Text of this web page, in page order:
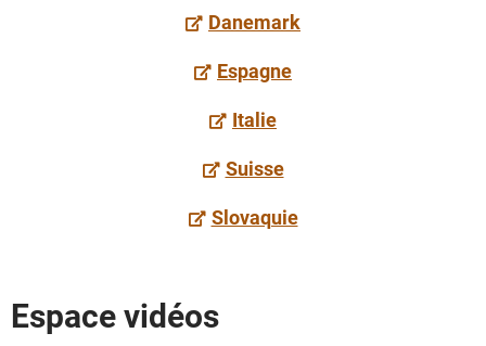
Danemark
Espagne
Italie
Suisse
Slovaquie
Espace vidéos